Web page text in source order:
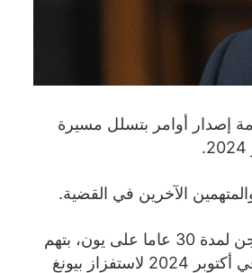
الرئيس السابق يون سيوك-يول بالسجن 30 عاما بتهمة إصدار أوامر بتسلل مسيرة
وقد طالب فريق المستشار الخاص جو أون-سوك في وقت سابق بفرض عقوبة السجن لمدة 30 عاما على يون، بتهم
تشمل إفادة العدو وإساءة استخدام السلطة، حيث اتهمه بإصدار الأمر بتنفيذ العملية في أكتوبر 2024 لاستفزاز بيونغ